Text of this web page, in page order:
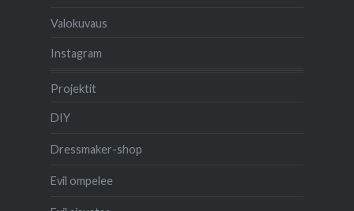
Valokuvaus
Instagram
Projektit
DIY
Dressmaker-shop
Evil ompelee